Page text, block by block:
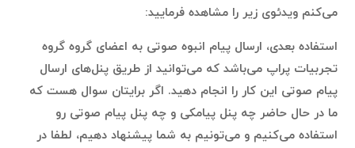
می‌کنم ویدئوی زیر را مشاهده فرمایید:
استفاده بعدی، ارسال پیام انبوه صوتی به اعضای گروه گروه
تجربیات پراپ می‌باشد که می‌توانید از طریق پنل‌های ارسال
پیام صوتی این کار را انجام دهید. اگر برایتان سوال هست که
ما در حال حاضر چه پنل پیامکی و چه پنل پیام صوتی رو
استفاده می‌کنیم و می‌تونیم به شما پیشنهاد دهیم، لطفا در